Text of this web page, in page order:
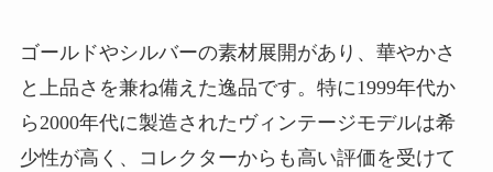
ゴールドやシルバーの素材展開があり、華やかさ
と上品さを兼ね備えた逸品です。特に1999年代か
ら2000年代に製造されたヴィンテージモデルは希
少性が高く、コレクターからも高い評価を受けて